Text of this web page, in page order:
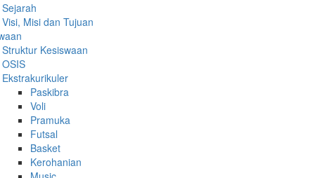
Sejarah
Visi, Misi dan Tujuan
Struktur Kesiswaan
OSIS
Ekstrakurikuler
Paskibra
Voli
Pramuka
Futsal
Basket
Kerohanian